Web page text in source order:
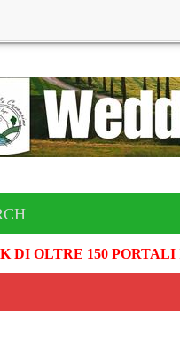
DI OLTRE 150 PORTALI